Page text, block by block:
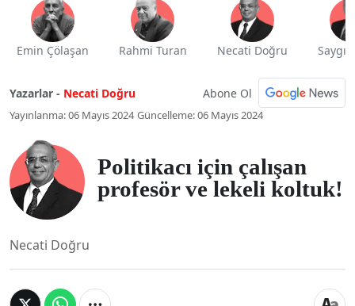
Emin Çölaşan Rahmi Turan Necati Doğru Saygı
Yazarlar - Necati Doğru Abone Ol
Yayınlanma: 06 Mayıs 2024 Güncelleme: 06 Mayıs 2024
Politikacı için çalışan
profesör ve lekeli koltuk!
Necati Doğru